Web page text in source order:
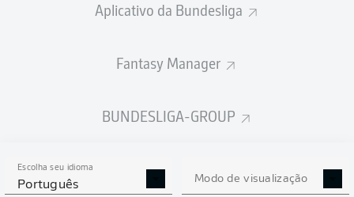
Aplicativo da Bundesliga
Fantasy Manager
BUNDESLIGA-GROUP
Escolha seu idioma
Português Modo de visualização
FIM DE JOGO